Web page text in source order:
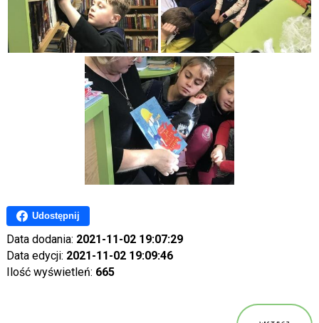
Udostępnij
Data dodania: 2021-11-02 19:07:29
Data edycji: 2021-11-02 19:09:46
Ilość wyświetleń: 665